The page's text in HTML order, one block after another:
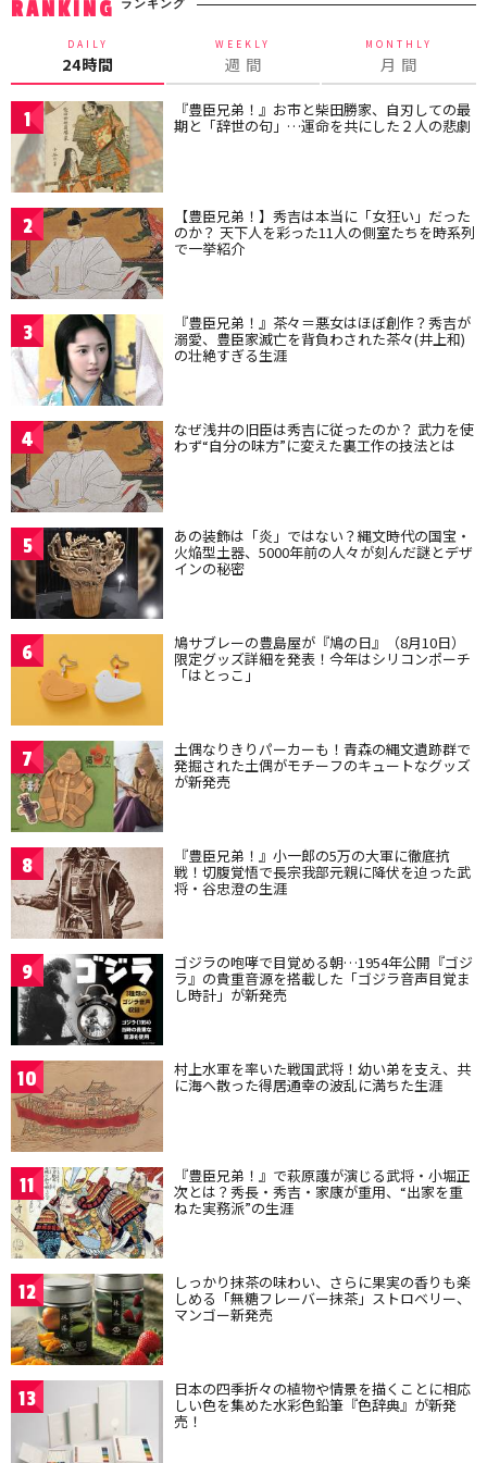
RANKING
DAILY
24時間
WEEKLY
週 間
MONTHLY
月 間
1 『豊臣兄弟！』お市と柴田勝家、自刃しての最
期と「辞世の句」…運命を共にした２人の悲劇
2 【豊臣兄弟！】秀吉は本当に「女狂い」だった
のか？ 天下人を彩った11人の側室たちを時系列
で一挙紹介
3 『豊臣兄弟！』茶々＝悪女はほぼ創作？秀吉が
溺愛、豊臣家滅亡を背負わされた茶々(井上和)
の壮絶すぎる生涯
4 なぜ浅井の旧臣は秀吉に従ったのか？ 武力を使
わず“自分の味方”に変えた裏工作の技法とは
5 あの装飾は「炎」ではない？縄文時代の国宝・
火焔型土器、5000年前の人々が刻んだ謎とデザ
インの秘密
6 鳩サブレーの豊島屋が『鳩の日』（8月10日）
限定グッズ詳細を発表！今年はシリコンポーチ
「はとっこ」
7 土偶なりきりパーカーも！青森の縄文遺跡群で
発掘された土偶がモチーフのキュートなグッズ
が新発売
8 『豊臣兄弟！』小一郎の5万の大軍に徹底抗
戦！切腹覚悟で長宗我部元親に降伏を迫った武
将・谷忠澄の生涯
9 ゴジラの咆哮で目覚める朝…1954年公開『ゴジ
ラ』の貴重音源を搭載した「ゴジラ音声目覚ま
し時計」が新発売
10 村上水軍を率いた戦国武将！幼い弟を支え、共
に海へ散った得居通幸の波乱に満ちた生涯
11 『豊臣兄弟！』で萩原護が演じる武将・小堀正
次とは？秀長・秀吉・家康が重用、“出家を重
ねた実務派”の生涯
12 しっかり抹茶の味わい、さらに果実の香りも楽
しめる「無糖フレーバー抹茶」ストロベリー、
マンゴー新発売
13 日本の四季折々の植物や情景を描くことに相応
しい色を集めた水彩色鉛筆『色辞典』が新発
売！